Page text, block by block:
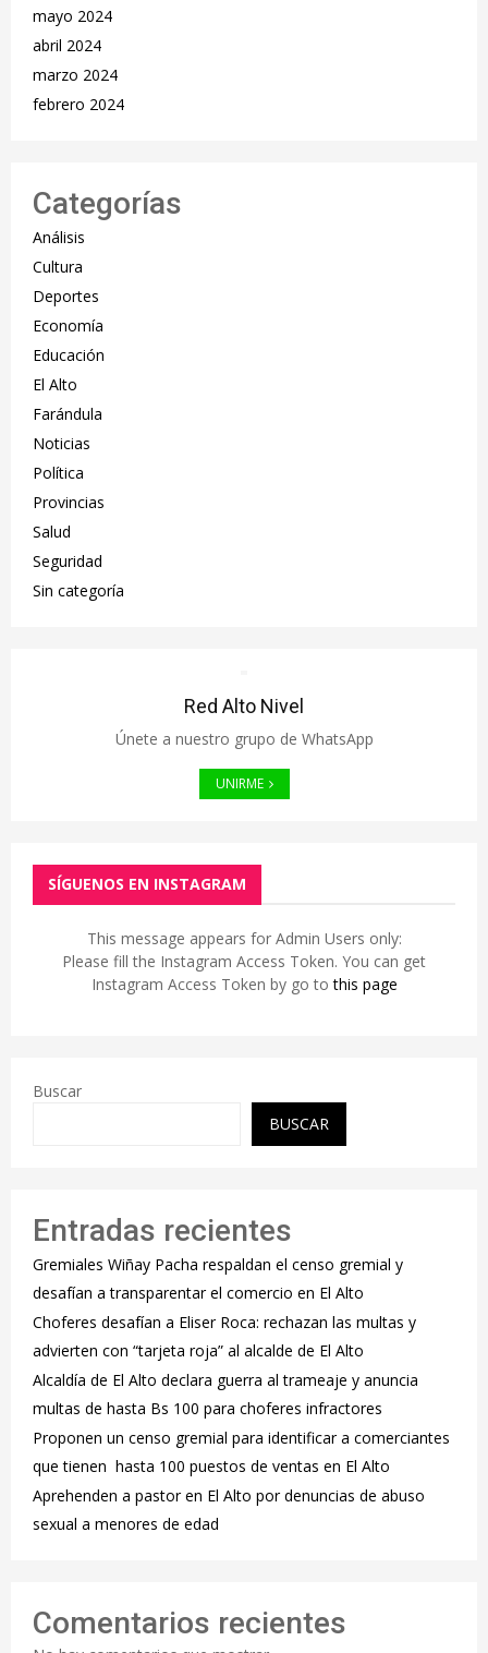
mayo 2024
abril 2024
marzo 2024
febrero 2024
Categorías
Análisis
Cultura
Deportes
Economía
Educación
El Alto
Farándula
Noticias
Política
Provincias
Salud
Seguridad
Sin categoría
Red Alto Nivel
Únete a nuestro grupo de WhatsApp
UNIRME
SÍGUENOS EN INSTAGRAM
This message appears for Admin Users only:
Please fill the Instagram Access Token. You can get
Instagram Access Token by go tothis page
Buscar
BUSCAR
Entradas recientes
Gremiales Wiñay Pacha respaldan el censo gremial y
desafían a transparentar el comercio en El Alto
Choferes desafían a Eliser Roca: rechazan las multas y
advierten con “tarjeta roja” al alcalde de El Alto
‎Alcaldía de El Alto declara guerra al trameaje y anuncia
multas de hasta Bs 100 para choferes infractores
Proponen un censo gremial para identificar a comerciantes
que tienen hasta 100 puestos de ventas en El Alto
Aprehenden a pastor en El Alto por denuncias de abuso
sexual a menores de edad
Comentarios recientes